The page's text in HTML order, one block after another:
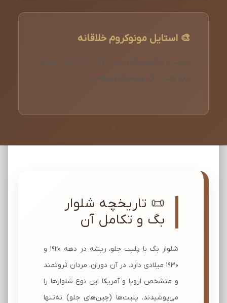
🎨 استایل مونوکروم خلاقانه
ترکیب با رنگ‌های گرم زمینی (کرم، بژ، عسلی، شتری)
برای پالت رنگی هماهنگ و حرفه‌ای.
📜 تاریخچه شلوار
بگ و تکامل آن
شلوار بگ با پلیت جلو، ریشه در دهه ۱۹۲۰ و
۱۹۳۰ میلادی دارد. در آن دوران، مردان ثروتمند
و متشخص اروپا و آمریکا این نوع شلوارها را
می‌پوشیدند. پلیت‌ها (چین‌های جلو) نه‌تنها